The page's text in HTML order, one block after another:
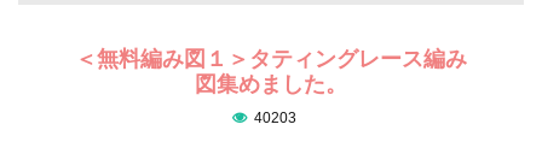
＜無料編み図１＞タティングレース編み
図集めました。
40203